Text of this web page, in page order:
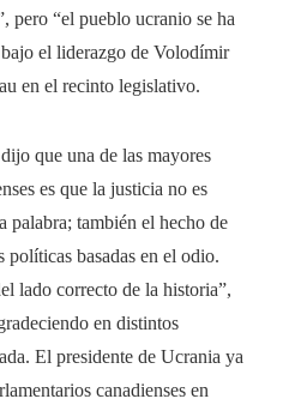
pero “el pueblo ucranio se ha
el liderazgo de Volodímir
en el recinto legislativo.
que una de las mayores
es que la justicia no es
palabra; también el hecho de
políticas basadas en el odio.
lado correcto de la historia”,
en distintos
El presidente de Ucrania ya
canadienses en